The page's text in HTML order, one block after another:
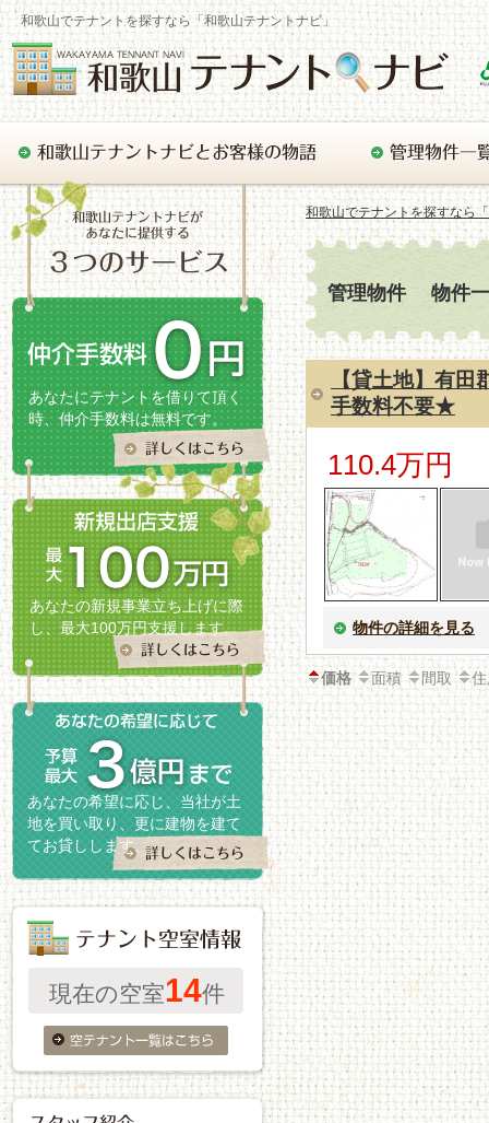
和歌山でテナントを探すなら「和歌山テナントナビ」
和歌山でテナントを探すなら
管理物件 物件
【貸土地】有
手数料不要★
110.4万円
物件の詳細を見る
価格 面積 間取
あなたにテナントを借りて頂く
時、仲介手数料は無料です。
あなたの新規事業立ち上げに際
し、最大100万円支援します。
あなたの希望に応じ、当社が土
地を買い取り、更に建物を建て
てお貸しします。
現在の空室14件